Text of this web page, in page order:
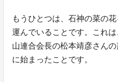
もうひとつは、石神の菜の
運んでいることです。これ
山連合会長の松本靖彦さん
に始まったことです。